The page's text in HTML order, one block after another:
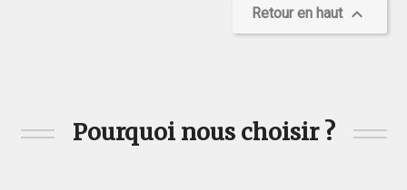
Retour en haut 
Pourquoi nous choisir ?